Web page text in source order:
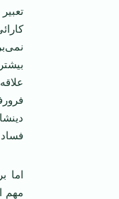
اما
مهم